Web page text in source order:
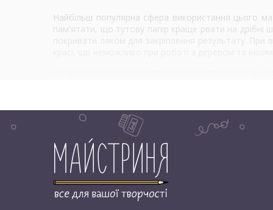
Найбільш популярна сфера використання цього
пам'ятати, що тутову папір краще рвати на дрібні
використовувати їх як елементи декору для
Якщо вам для творчості потрібен тутовий папір,
Розмір листа (стандартний А4, більший або